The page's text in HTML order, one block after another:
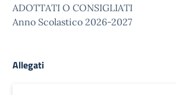
ADOTTATI O CONSIGLIATI
Anno Scolastico 2026-2027
Allegati